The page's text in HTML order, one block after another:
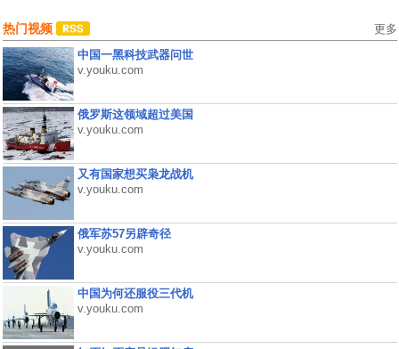
热门视频 更多
中国一黑科技武器问世
v.youku.com
俄罗斯这领域超过美国
v.youku.com
又有国家想买枭龙战机
v.youku.com
俄军苏57另辟奇径
v.youku.com
中国为何还服役三代机
v.youku.com